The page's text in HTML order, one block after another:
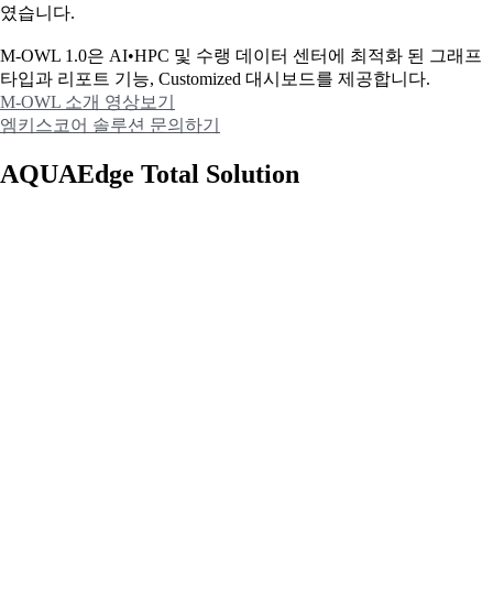
였습니다.
M-OWL 1.0은 AI•HPC 및 수랭 데이터 센터에 최적화 된 그래프
타입과 리포트 기능, Customized 대시보드를 제공합니다.
M-OWL 소개 영상보기
엠키스코어 솔루션 문의하기
AQUAEdge Total Solution